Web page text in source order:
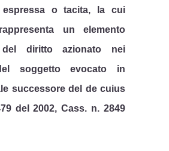
espressa o tacita, la cui
un elemento
del diritto azionato nei
soggetto evocato in
successore del de cuius
del 2002, Cass. n. 2849